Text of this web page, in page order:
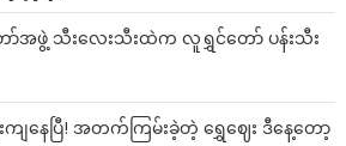
ာ်အဖွဲ့ သီးလေးသီးထဲက လူရွှင်တော် ပန်းသီး
နေပြီ! အတက်ကြမ်းခဲ့တဲ့ ရွှေဈေး ဒီနေ့တော့